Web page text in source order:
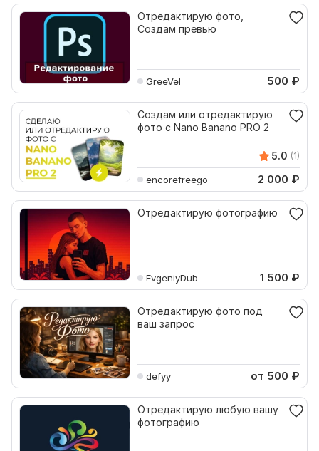
Отредактирую фото,
Создам превью
GreeVel 500 ₽
Создам или отредактирую
фото с Nano Banano PRO 2
5.0 (1)
encorefreego 2 000 ₽
Отредактирую фотографию
EvgeniyDub 1 500 ₽
Отредактирую фото под
ваш запрос
defyy от 500 ₽
Отредактирую любую вашу
фотографию